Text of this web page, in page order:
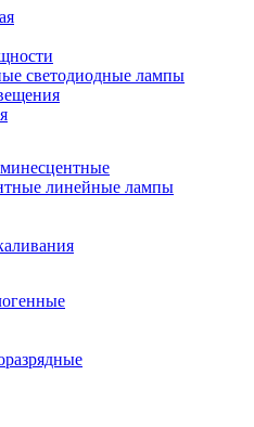
светодиодные лампы
линейные лампы